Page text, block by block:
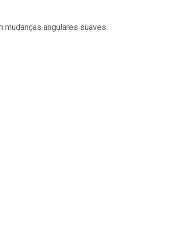
angulares suaves.